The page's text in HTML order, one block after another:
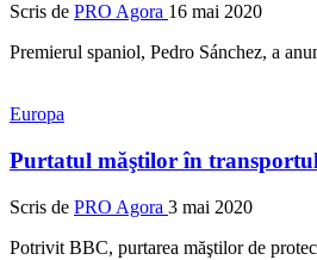
Scris de PRO Agora 16 mai 2020
Premierul spaniol, Pedro Sánchez, a
Europa
Purtatul măştilor în
Scris de PRO Agora 3 mai 2020
Potrivit BBC, purtarea măştilor de